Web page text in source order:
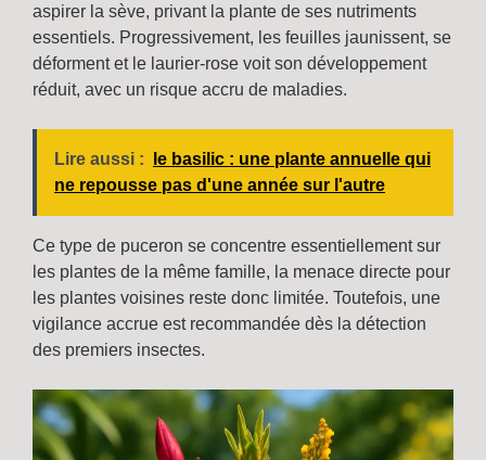
aspirer la sève, privant la plante de ses nutriments
essentiels. Progressivement, les feuilles jaunissent, se
déforment et le laurier-rose voit son développement
réduit, avec un risque accru de maladies.
Lire aussi :
le basilic : une plante annuelle qui
ne repousse pas d'une année sur l'autre
Ce type de puceron se concentre essentiellement sur
les plantes de la même famille, la menace directe pour
les plantes voisines reste donc limitée. Toutefois, une
vigilance accrue est recommandée dès la détection
des premiers insectes.